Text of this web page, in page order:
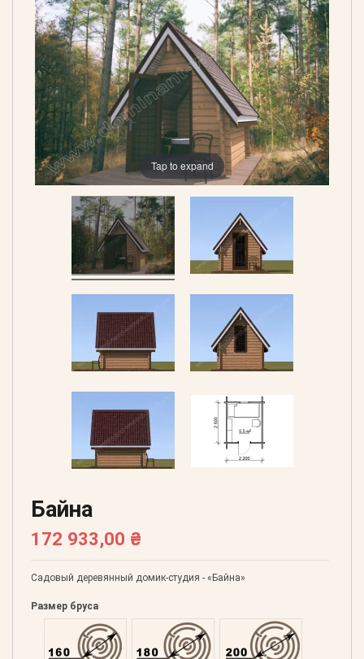
Tap to expand
Байна
172 933,00 ₴
Садовый деревянный домик-студия - «Байна»
Размер бруса
Оцилиндрованний 160Оцилиндрованний 180Оцилиндрованний